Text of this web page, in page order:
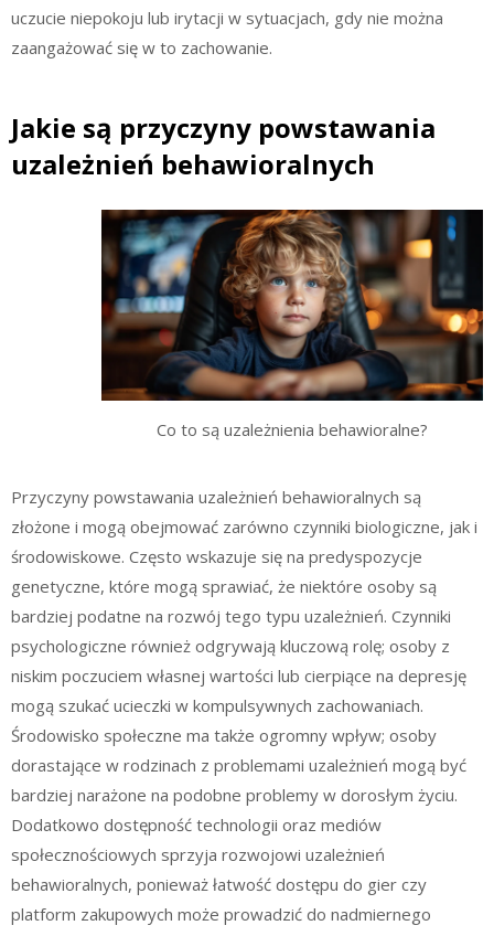
uczucie niepokoju lub irytacji w sytuacjach, gdy nie można
zaangażować się w to zachowanie.
Jakie są przyczyny powstawania
uzależnień behawioralnych
Co to są uzależnienia behawioralne?
Przyczyny powstawania uzależnień behawioralnych są
złożone i mogą obejmować zarówno czynniki biologiczne, jak i
środowiskowe. Często wskazuje się na predyspozycje
genetyczne, które mogą sprawiać, że niektóre osoby są
bardziej podatne na rozwój tego typu uzależnień. Czynniki
psychologiczne również odgrywają kluczową rolę; osoby z
niskim poczuciem własnej wartości lub cierpiące na depresję
mogą szukać ucieczki w kompulsywnych zachowaniach.
Środowisko społeczne ma także ogromny wpływ; osoby
dorastające w rodzinach z problemami uzależnień mogą być
bardziej narażone na podobne problemy w dorosłym życiu.
Dodatkowo dostępność technologii oraz mediów
społecznościowych sprzyja rozwojowi uzależnień
behawioralnych, ponieważ łatwość dostępu do gier czy
platform zakupowych może prowadzić do nadmiernego